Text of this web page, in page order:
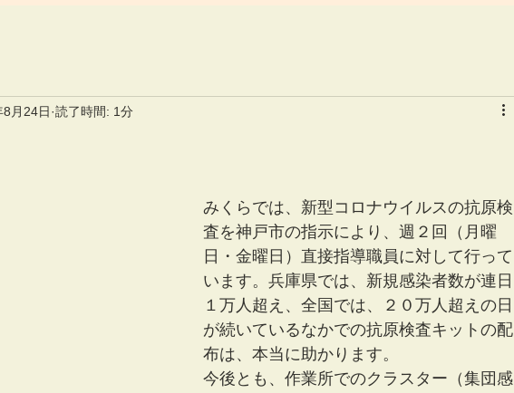
月24日 読了時間: 1分
みくらでは、新型コロナウイルスの抗原検
査を神戸市の指示により、週２回（月曜
日・金曜日）直接指導職員に対して行って
います。兵庫県では、新規感染者数が連日
１万人超え、全国では、２０万人超えの日
が続いているなかでの抗原検査キットの配
布は、本当に助かります。
今後とも、作業所でのクラスター（集団感